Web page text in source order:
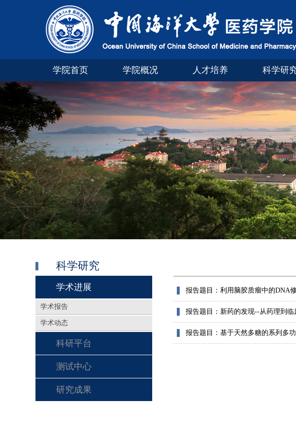
学院首页 学院概况 人才培养 科学研
科学研究
学术进展
学术报告
学术动态
科研平台
测试中心
研究成果
报告题目：利用脑胶质瘤中的DNA
报告题目：新药的发现--从药理到临
报告题目：基于天然多糖的系列多